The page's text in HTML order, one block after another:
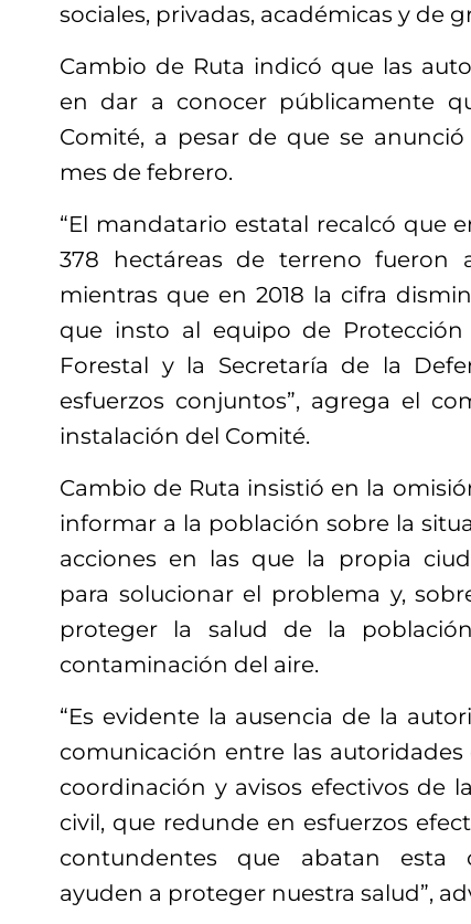
sociales, privadas, académicas y de
Cambio de Ruta indicó que las
en dar a conocer públicamente
Comité, a pesar de que se
mes de febrero.
“El mandatario estatal recalcó que
378 hectáreas de terreno fueron
mientras que en 2018 la cifra
que insto al equipo de Protección
Forestal y la Secretaría de la
esfuerzos conjuntos”, agrega el
instalación del Comité.
Cambio de Ruta insistió en la
informar a la población sobre la
acciones en las que la propia
para solucionar el problema y,
proteger la salud de la
contaminación del aire.
“Es evidente la ausencia de la
comunicación entre las
coordinación y avisos efectivos de
civil, que redunde en esfuerzos
contundentes que abatan esta
ayuden a proteger nuestra salud”,